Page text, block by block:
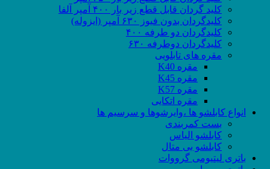
کلید گردان قابل قطع زیر بار ۴۰۰ آمپر آلفا
کلیدگردان بدون فیوز ۶۳۰ آمپر (ایزوله)
کلیدگردان دو طرفه ۴۰۰
کلیدگردان دوطرفه ۶۳۰
مقره های تابلویی
مقره K40
مقره K45
مقره K57
مقره اتکایی
انواع کابلشو ها ،وایرشوها و سرسیم ها
بست کمربندی
کابلشو الیاس
کابلشو بی متال
باتری لیتیومی گرووات